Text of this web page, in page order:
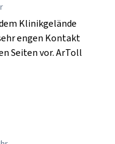
Klinikgelände
engen Kontakt
Seiten vor. ArToll